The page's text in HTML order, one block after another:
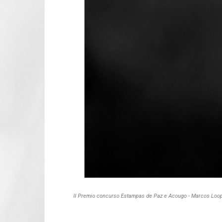
II Premio concurso Estampas de Paz e Acougo - Marcos